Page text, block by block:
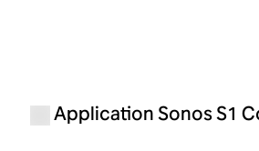
Application Sonos S1